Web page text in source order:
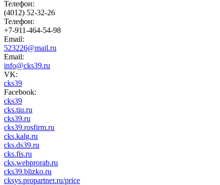
Телефон:
(4012) 52-32-26
Телефон:
+7-911-464-54-98
Email:
523226@mail.ru
Email:
info@cks39.ru
VK:
cks39
Facebook:
cks39
cks.tiu.ru
cks39.ru
cks39.rosfirm.ru
cks.kalg.ru
cks.ds39.ru
cks.fis.ru
cks.webprorab.ru
cks39.blizko.ru
cksys.propartner.ru/price